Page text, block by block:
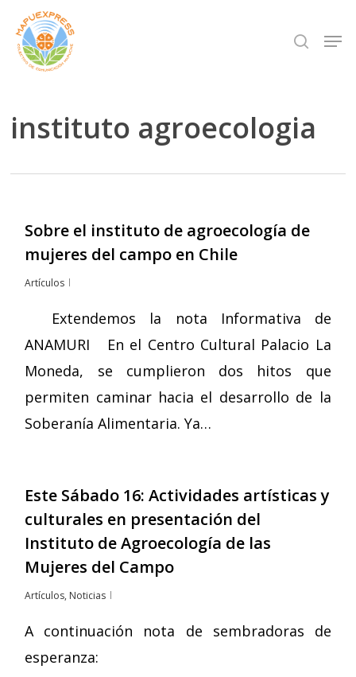
Skip
main
search
instituto agroecologia
Sobre el instituto de agroecología de
mujeres del campo en Chile
Artículos
Extendemos la nota Informativa de
ANAMURI En el Centro Cultural Palacio La
Moneda, se cumplieron dos hitos que
permiten caminar hacia el desarrollo de la
Soberanía Alimentaria. Ya…
Este Sábado 16: Actividades artísticas y
culturales en presentación del
Instituto de Agroecología de las
Mujeres del Campo
Artículos, Noticias
A continuación nota de sembradoras de
esperanza:
Close